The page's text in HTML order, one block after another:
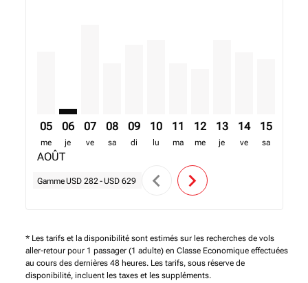
05
me
AOÛT
06
je
07
ve
08
sa
09
di
10
lu
11
ma
12
me
13
je
14
ve
15
sa
Gamme USD 282- USD 629 chevron_left chevron_right
* Les tarifs et la disponibilité sont estimés sur les recherches de vols
aller-retour pour 1 passager (1 adulte) en Classe Economique effectuées
au cours des dernières 48 heures. Les tarifs, sous réserve de
disponibilité, incluent les taxes et les suppléments.